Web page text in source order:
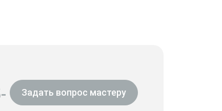
Задать вопрос мастеру